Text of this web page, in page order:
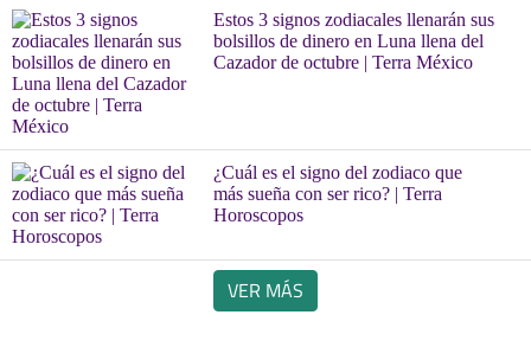
Estos 3 signos zodiacales llenarán sus
bolsillos de dinero en Luna llena del
Cazador de octubre | Terra México
¿Cuál es el signo del zodiaco que
más sueña con ser rico? | Terra
Horoscopos
VER MÁS